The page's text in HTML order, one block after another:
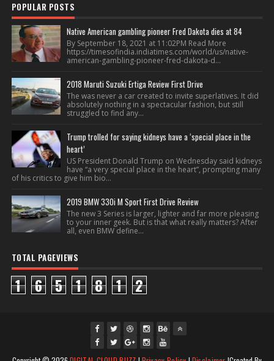
POPULAR POSTS
Native American gambling pioneer Fred Dakota dies at 84
By September 18, 2021 at 11:02PM Read More
https://timesofindia.indiatimes.com/world/us/native-
american-gambling-pioneer-fred-dakota-d...
2018 Maruti Suzuki Ertiga Review First Drive
The was never a car created to invite superlatives. It did
absolutely nothing in a spectacular fashion, but still
struggled to find any...
Trump trolled for saying kidneys have a ‘special place in the
heart’
US President Donald Trump on Wednesday said kidneys
have “a very special place in the heart”, prompting many
of his critics to give him bio...
2019 BMW 330i M Sport First Drive Review
The new 3 Series is larger, lighter and far more pleasing
to your inner geek. But is that what really matters? After
all, even BMW define...
TOTAL PAGEVIEWS
1 6 5 1 8 1 2
fac twi gpl ins you